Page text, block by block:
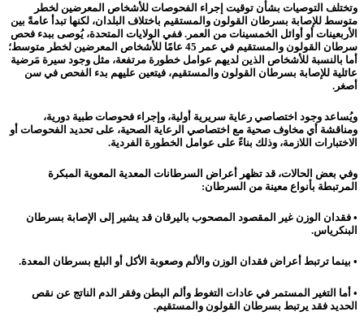
وتختلف التوصيات بشأن توقيت إجراء الفحوصات للأشخاص المعرضين لخطر
متوسط للإصابة بسرطان القولون والمستقيم باختلاف البلدان، لكنها تبدأ عامةً بين
الأربعينات أو أوائل الخمسينات من العمر. ففي الولايات المتحدة، يُوصى ببدء فحص
سرطان القولون والمستقيم في عمر 45 عامًا للأشخاص المعرضين لخطر متوسط؛
أما بالنسبة للأشخاص الذين لديهم عوامل خطورة مرتفعة، مثل وجود سيرة مَرضية
عائلية للإصابة بسرطان القولون والمستقيم، فيتعين عليهم بدء الفحص في سن
أصغر.
ويُساعد وجود اختصاصي رعاية سريرية أولية، وإجراء فحوصات طبية دورية،
ومناقشة أي مخاوف صحية مع اختصاصي الرعاية الصحية، على تحديد الفحوصات أو
الاختبارات اللازمة، وذلك بناءً على عوامل الخطورة الفردية.
وفي بعض الحالات، قد تظهر أعراض السرطانات المعدية المعوية المبكرة
المرتبطة بأنواع معينة من السرطان:
• فقدان الوزن غير المقصود المصحوب باليرقان قد يشير إلى الإصابة بسرطان
البنكرياس.
• بينما ترتبط أعراض فقدان الوزن والألم وصعوبة الأكل أو البلع بسرطان المعدة.
• أما التغير المستمر في عادات التغوط وألم البطن وفقر الدم الناتج عن نقص
الحديد فقد يرتبط بسرطان القولون والمستقيم.